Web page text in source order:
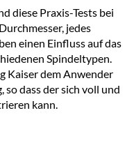
diese Praxis-Tests bei
jedes
einen Einfluss auf das
Spindeltypen.
Kaiser dem Anwender
dass der sich voll und
kann.